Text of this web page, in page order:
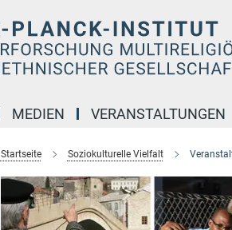
MEDIEN VERANSTALTUNGEN
Startseite Soziokulturelle Vielfalt